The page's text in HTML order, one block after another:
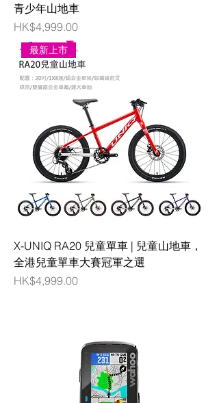
青少年山地車
價格
HK$4,999.00
最新上市
X-UNIQ RA20 兒童單車 | 兒童山地車，
全港兒童單車大賽冠軍之選
價格
HK$4,999.00